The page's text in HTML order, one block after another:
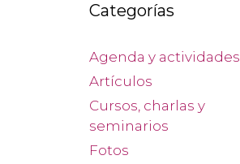
Categorías
Agenda y actividades
Artículos
Cursos, charlas y
seminarios
Fotos